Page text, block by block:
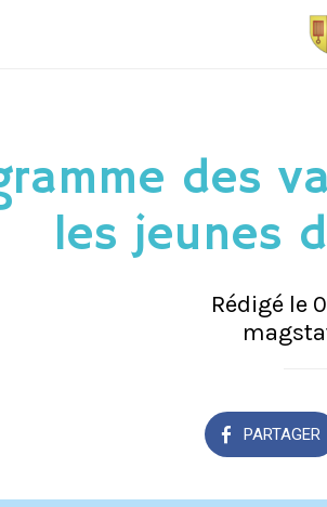
des
les jeunes
Rédigé le
PARTAGER